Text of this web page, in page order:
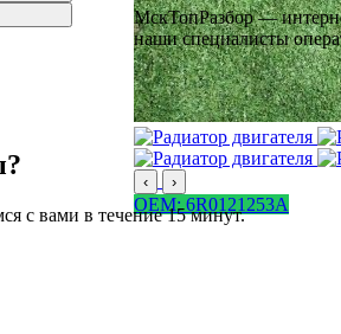
‹ ›
OEM: 6R0121253A
МскТопРазбор —
наши специалисты
с вами в течение 15 минут.